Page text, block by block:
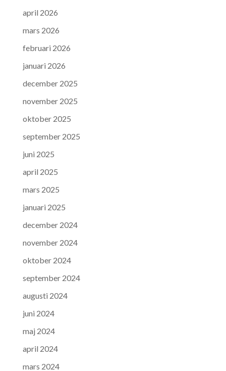
april 2026
mars 2026
februari 2026
januari 2026
december 2025
november 2025
oktober 2025
september 2025
juni 2025
april 2025
mars 2025
januari 2025
december 2024
november 2024
oktober 2024
september 2024
augusti 2024
juni 2024
maj 2024
april 2024
mars 2024